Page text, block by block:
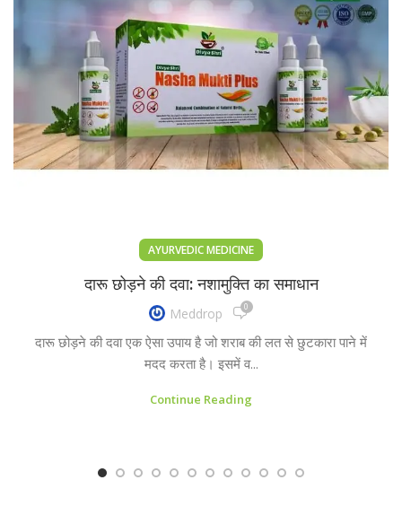
AYURVEDIC MEDICINE
दारू छोड़ने की दवा: नशामुक्ति का समाधान
Meddrop 0
दारू छोड़ने की दवा एक ऐसा उपाय है जो शराब की लत से छुटकारा पाने में
मदद करता है। इसमें व...
Continue Reading